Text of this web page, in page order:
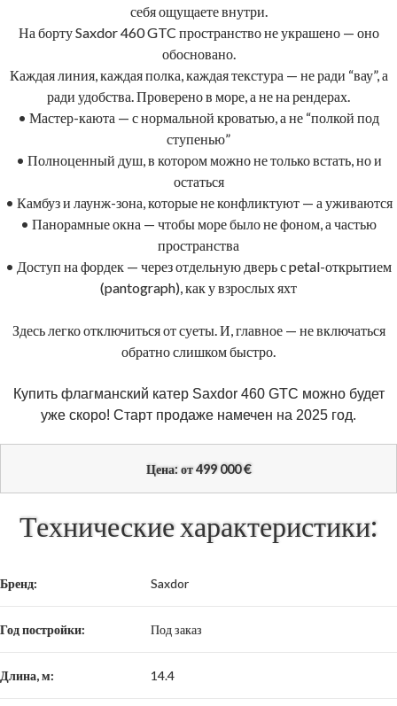
себя ощущаете внутри.
На борту Saxdor 460 GTC пространство не украшено — оно
обосновано.
Каждая линия, каждая полка, каждая текстура — не ради “вау”, а
ради удобства. Проверено в море, а не на рендерах.
• Мастер-каюта — с нормальной кроватью, а не “полкой под
ступенью”
• Полноценный душ, в котором можно не только встать, но и
остаться
• Камбуз и лаунж-зона, которые не конфликтуют — а уживаются
• Панорамные окна — чтобы море было не фоном, а частью
пространства
• Доступ на фордек — через отдельную дверь с petal-открытием
(pantograph), как у взрослых яхт
Здесь легко отключиться от суеты. И, главное — не включаться
обратно слишком быстро.
Купить флагманский катер Saxdor 460 GTC можно будет
уже скоро! Старт продаже намечен на 2025 год.
Цена: от 499 000€
Технические характеристики:
Бренд: Saxdor
Год постройки: Под заказ
Длина, м: 14.4